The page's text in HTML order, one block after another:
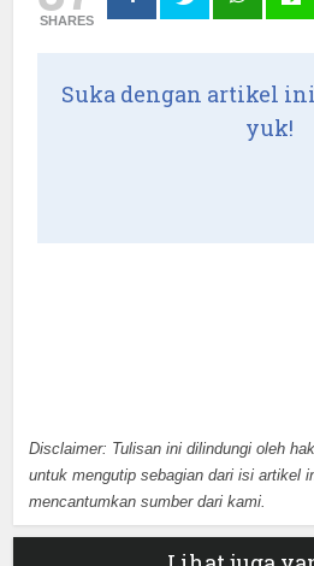
SHARES
Suka dengan artikel
yuk!
Disclaimer: Tulisan ini dilindungi oleh
untuk mengutip sebagian dari isi artikel
mencantumkan sumber dari kami.